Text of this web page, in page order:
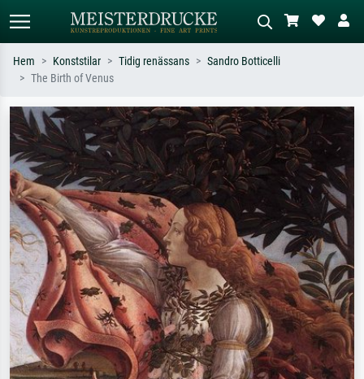
Sök efter konstnär, titel eller stil –
t.ex. Monet, Stjärnenatt,
impressionism, Hokusai-våg, naken.
Beskriv scenen – t.ex. grön äng,
abstrakt med mycket rött, mörk
oljemålning, stående naken bredvid ett
träd.
Hem Konststilar Tidig renässans
Sandro Botticelli
The Birth of Venus